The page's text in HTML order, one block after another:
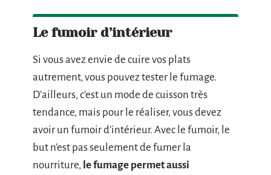
Le fumoir d’intérieur
Si vous avez envie de cuire vos plats
autrement, vous pouvez tester le fumage.
D’ailleurs, c’est un mode de cuisson très
tendance, mais pour le réaliser, vous devez
avoir un fumoir d’intérieur. Avec le fumoir, le
but n’est pas seulement de fumer la
nourriture, le fumage permet aussi